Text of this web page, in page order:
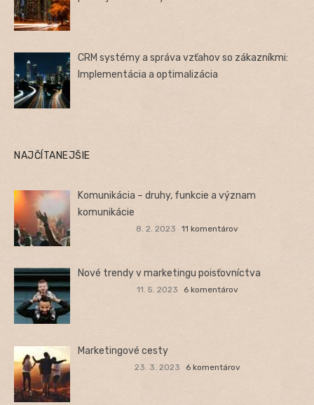
CRM systémy a správa vzťahov so zákazníkmi:
Implementácia a optimalizácia
NAJČÍTANEJŠIE
Komunikácia – druhy, funkcie a význam
komunikácie
8. 2. 2023 11 komentárov
Nové trendy v marketingu poisťovníctva
11. 5. 2023 6 komentárov
Marketingové cesty
23. 3. 2023 6 komentárov